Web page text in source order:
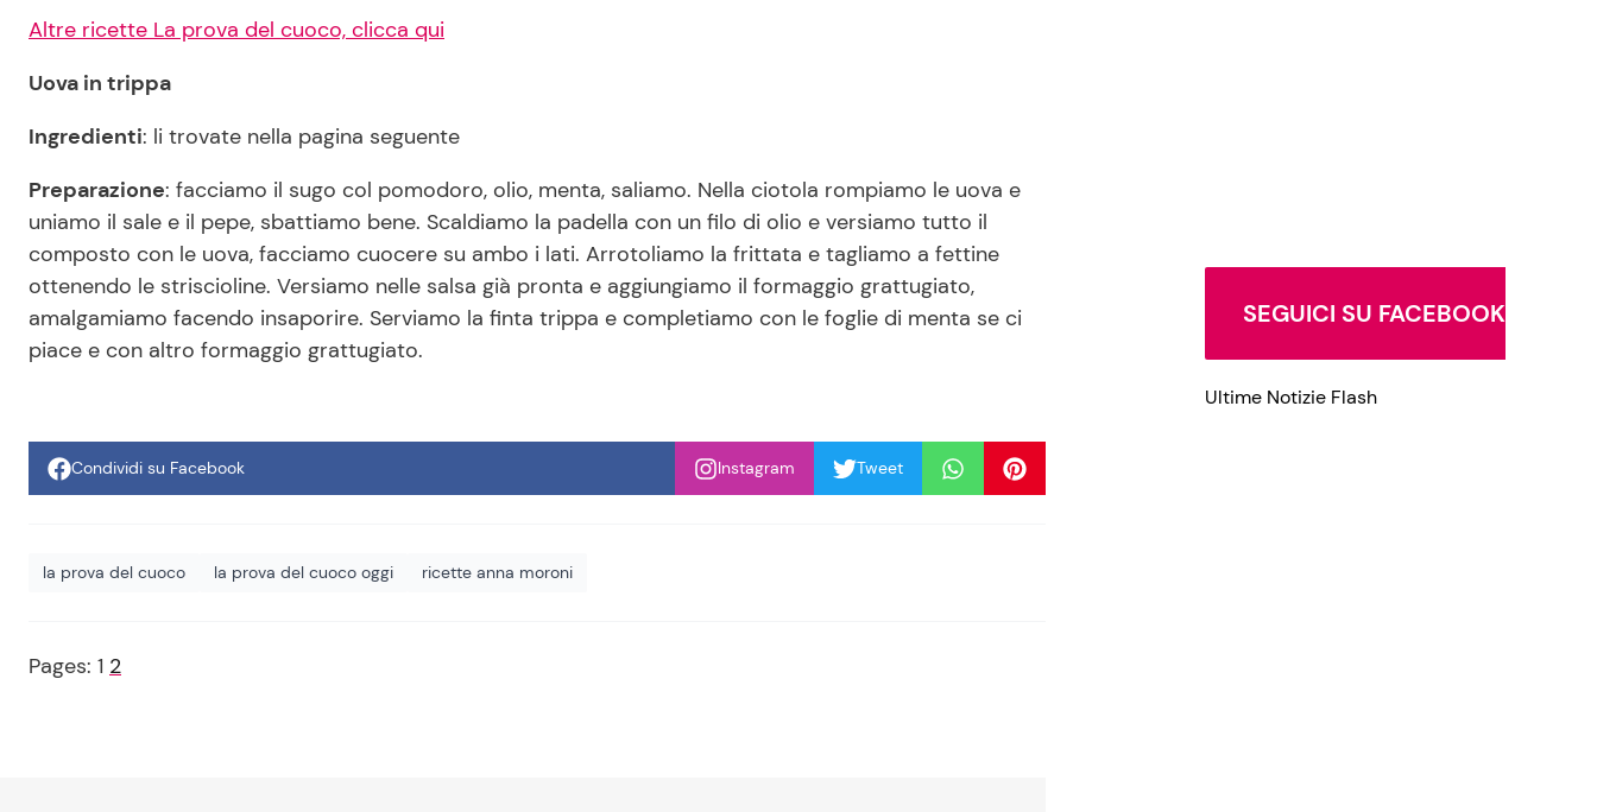
Altre ricette La prova del cuoco, clicca qui
Uova in trippa
Ingredienti: li trovate nella pagina seguente
Preparazione: facciamo il sugo col pomodoro, olio, menta, saliamo. Nella ciotola rompiamo le uova e
uniamo il sale e il pepe, sbattiamo bene. Scaldiamo la padella con un filo di olio e versiamo tutto il
composto con le uova, facciamo cuocere su ambo i lati. Arrotoliamo la frittata e tagliamo a fettine
ottenendo le striscioline. Versiamo nelle salsa già pronta e aggiungiamo il formaggio grattugiato,
amalgamiamo facendo insaporire. Serviamo la finta trippa e completiamo con le foglie di menta se ci
piace e con altro formaggio grattugiato.
Condividi su Facebook Instagram Tweet
la prova del cuoco la prova del cuoco oggi ricette anna moroni
Pages: 1 2
SEGUICI SU FACEBOOK
Ultime Notizie Flash